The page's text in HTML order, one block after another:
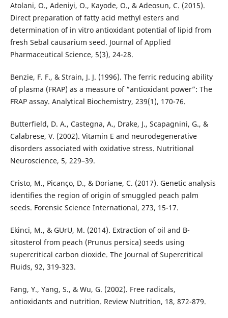
Atolani, O., Adeniyi, O., Kayode, O., & Adeosun, C. (2015).
Direct preparation of fatty acid methyl esters and
determination of in vitro antioxidant potential of lipid from
fresh Sebal causarium seed. Journal of Applied
Pharmaceutical Science, 5(3), 24-28.
Benzie, F. F., & Strain, J. J. (1996). The ferric reducing ability
of plasma (FRAP) as a measure of “antioxidant power”: The
FRAP assay. Analytical Biochemistry, 239(1), 170-76.
Butterfield, D. A., Castegna, A., Drake, J., Scapagnini, G., &
Calabrese, V. (2002). Vitamin E and neurodegenerative
disorders associated with oxidative stress. Nutritional
Neuroscience, 5, 229–39.
Cristo, M., Picanço, D., & Doriane, C. (2017). Genetic analysis
identifies the region of origin of smuggled peach palm
seeds. Forensic Science International, 273, 15-17.
Ekinci, M., & GUrU, M. (2014). Extraction of oil and B-
sitosterol from peach (Prunus persica) seeds using
supercritical carbon dioxide. The Journal of Supercritical
Fluids, 92, 319-323.
Fang, Y., Yang, S., & Wu, G. (2002). Free radicals,
antioxidants and nutrition. Review Nutrition, 18, 872-879.